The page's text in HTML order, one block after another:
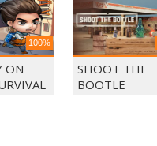
100%
ON
SHOOT THE
BOOTLE